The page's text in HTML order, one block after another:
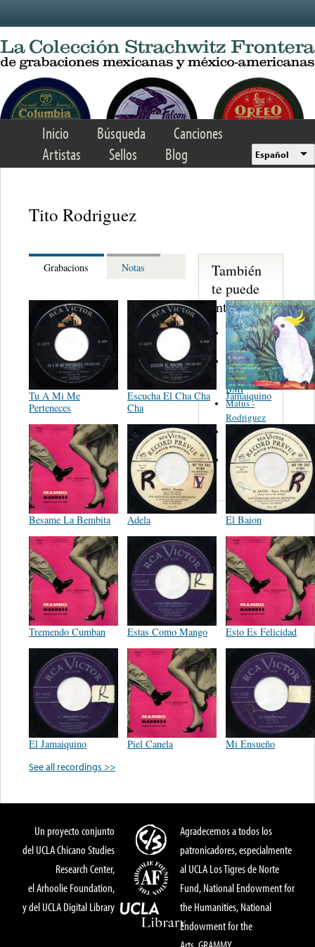
Inicio Búsqueda
Canciones
Artistas
Sellos Blog Español
Tito Rodriguez
Grabacions Notas
Tu A Mi Me
Perteneces
Escucha El Cha Cha
Cha
Jamaiquino
Besame La Bembita Adela El Baion
Tremendo Cumban Estas Como Mango Esto Es Felicidad
El Jamaiquino Piel Canela
Mi Ensueño
See all recordings >>
También
te puede
interesar...
Martinez,
Felipe
Performance
Music Co.
BMI
Matus -
Rodriguez
Carleton -
Dixon
Abreu -
Oliverira
Un proyecto conjunto
del UCLA Chicano Studies
Research Center,
el Arhoolie Foundation,
y del UCLA Digital Library
Agradecemos a todos los
patronicadores, especialmente
al UCLA Los Tigres de Norte
Fund, National Endowment for
the Humanities, National
Endowment for the